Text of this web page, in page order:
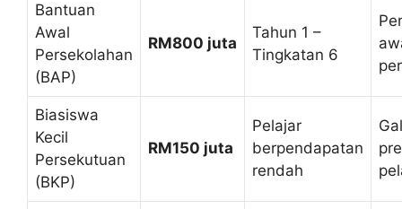
Bantuan
Awal
Persekolahan
(BAP)
RM800 juta
Tahun 1 –
Tingkatan 6
Biasiswa
Kecil
Persekutuan
(BKP)
RM150 juta
Pelajar
berpendapatan
rendah